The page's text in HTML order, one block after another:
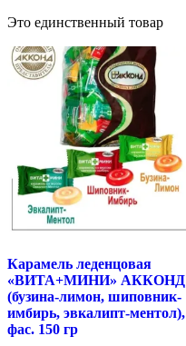
Это единственный товар
Карамель леденцовая
«ВИТА+МИНИ» АККОНД
(бузина-лимон, шиповник-
имбирь, эвкалипт-ментол),
фас. 150 гр